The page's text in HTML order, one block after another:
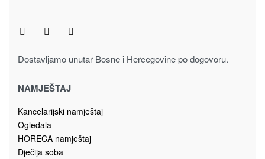
Dostavljamo unutar Bosne i Hercegovine po dogovoru.
NAMJEŠTAJ
Kancelarijski namještaj
Ogledala
HORECA namještaj
Dječija soba